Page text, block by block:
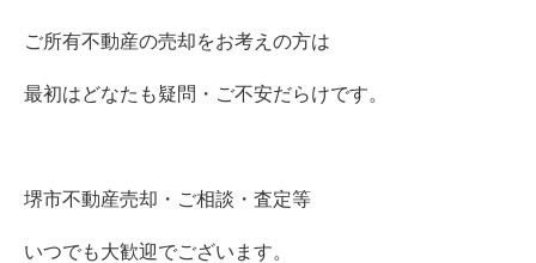
ご所有不動産の売却をお考えの方は
最初はどなたも疑問・ご不安だらけです。
堺市不動産売却・ご相談・査定等
いつでも大歓迎でございます。